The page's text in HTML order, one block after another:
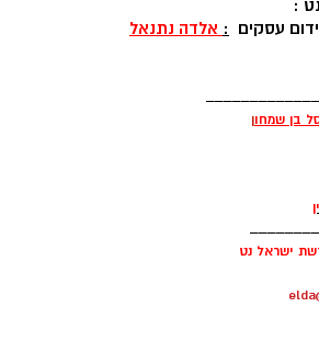
:
עסקים : אלדה נתנאל
בן שמחון
ישראל נט